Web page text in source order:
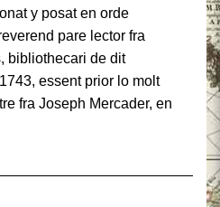
y posat en orde
pare lector fra
bibliothecari de dit
essent prior lo molt
fra Joseph Mercader, en